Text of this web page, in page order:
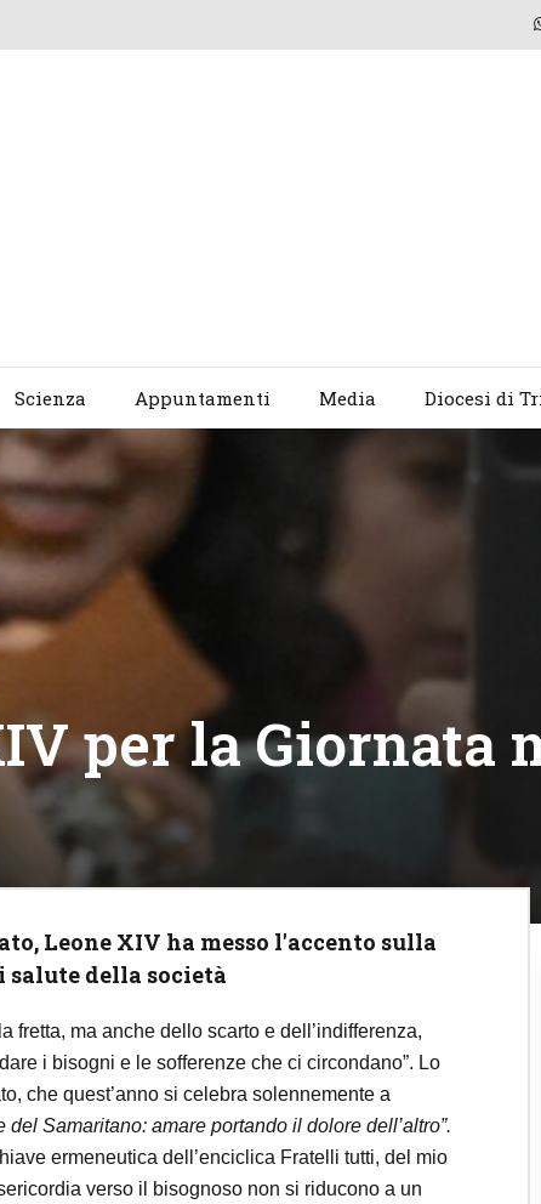
Scienza Appuntamenti Media Diocesi di
per la Giornata
Leone XIV ha messo l'accento sulla
salute della società
fretta, ma anche dello scarto e dell’indifferenza,
i bisogni e le sofferenze che ci circondano”. Lo
che quest’anno si celebra solennemente a
del Samaritano: amare portando il dolore dell’altro”.
ermeneutica dell’enciclica Fratelli tutti, del mio
verso il bisognoso non si riducono a un